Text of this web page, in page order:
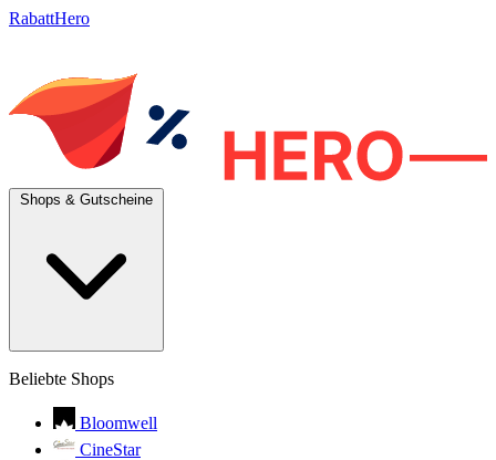
RabattHero
Beliebte Shops
Bloomwell
CineStar